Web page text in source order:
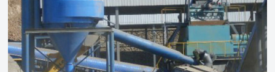
联系我们